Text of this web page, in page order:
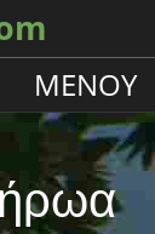
ΜΕΝΟΎ
ήρωα